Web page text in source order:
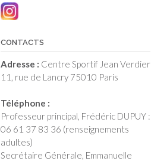
CONTACTS
Adresse : Centre Sportif Jean Verdier
11, rue de Lancry 75010 Paris
Téléphone :
Professeur principal, Frédéric DUPUY :
06 61 37 83 36 (renseignements
adultes)
Secrétaire Générale, Emmanuelle